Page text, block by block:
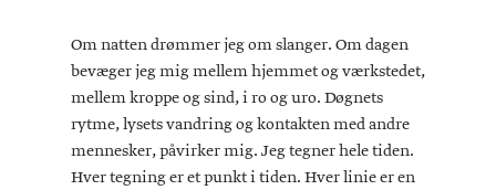
Om natten drømmer jeg om slanger. Om dagen
bevæger jeg mig mellem hjemmet og værkstedet,
mellem kroppe og sind, i ro og uro. Døgnets
rytme, lysets vandring og kontakten med andre
mennesker, påvirker mig. Jeg tegner hele tiden.
Hver tegning er et punkt i tiden. Hver linie er en